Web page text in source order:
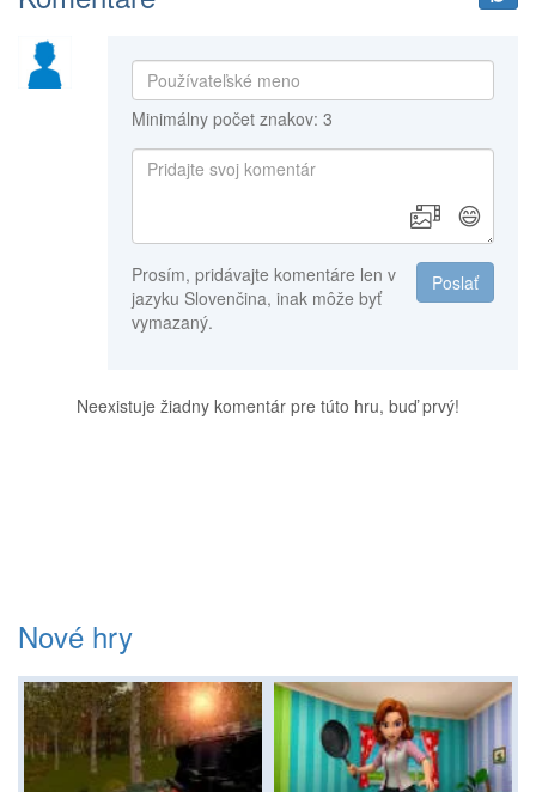
Minimálny počet znakov: 3
😄
Poslať
Prosím, pridávajte komentáre len v
jazyku Slovenčina, inak môže byť
vymazaný.
Neexistuje žiadny komentár pre túto hru, buď prvý!
Nové hry